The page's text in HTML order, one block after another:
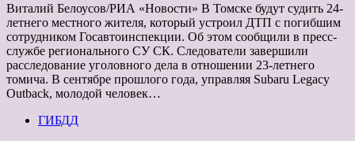
Виталий Белоусов/РИА «Новости» В Томске будут судить 24-
летнего местного жителя, который устроил ДТП с погибшим
сотрудником Госавтоинспекции. Об этом сообщили в пресс-
службе регионального СУ СК. Следователи завершили
расследование уголовного дела в отношении 23-летнего
томича. В сентябре прошлого года, управляя Subaru Legacy
Outback, молодой человек…
ГИБДД